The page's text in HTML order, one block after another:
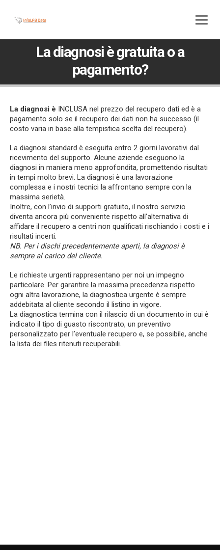
La diagnosi è gratuita o a
pagamento?
La diagnosi è INCLUSA nel prezzo del recupero dati ed è a
pagamento solo se il recupero dei dati non ha successo (il
costo varia in base alla tempistica scelta del recupero).
La diagnosi standard è eseguita entro 2 giorni lavorativi dal
ricevimento del supporto. Alcune aziende eseguono la
diagnosi in maniera meno approfondita, promettendo risultati
in tempi molto brevi. La diagnosi è una lavorazione
complessa e i nostri tecnici la affrontano sempre con la
massima serietà.
Inoltre, con l’invio di supporti gratuito, il nostro servizio
diventa ancora più conveniente rispetto all’alternativa di
affidare il recupero a centri non qualificati rischiando i costi e i
risultati incerti.
NB. Per i dischi precedentemente aperti, la diagnosi è
sempre al carico del cliente.
Le richieste urgenti rappresentano per noi un impegno
particolare. Per garantire la massima precedenza rispetto
ogni altra lavorazione, la diagnostica urgente è sempre
addebitata al cliente secondo il listino in vigore.
La diagnostica termina con il rilascio di un documento in cui è
indicato il tipo di guasto riscontrato, un preventivo
personalizzato per l’eventuale recupero e, se possibile, anche
la lista dei files ritenuti recuperabili.